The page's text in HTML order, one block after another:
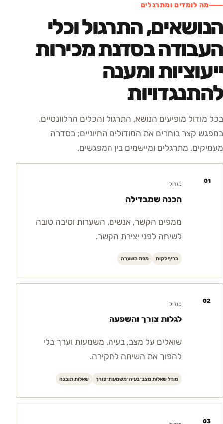
מה לומדים ומתרגלים
הנושאים, התרגול וכלי
העבודה בסדנת מכירות
ייעוציות ומענה
להתנגדויות
בכל מודול מופיעים הנושא, התרגול והכלים הרלוונטיים.
במפגש קצר בוחרים את המודולים החיוניים; בסדרה
מעמיקים, מתרגלים ומיישמים בין המפגשים.
01 מודול
הכנה שמבדילה
ממפים הקשר, אנשים, השערות וסיבה טובה
לשיחה לפני יצירת הקשר.
בריף לקוח מפת השערה
02 מודול
לגלות צורך והשפעה
שואלים על מצב, בעיה, משמעות וערך בלי
להפוך את השיחה לחקירה.
מודל שאלות מצב־בעיה־משמעות־צורך שאלות תובנה
03